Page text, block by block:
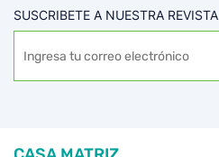
SUSCRIBETE A NUESTRA REVISTA